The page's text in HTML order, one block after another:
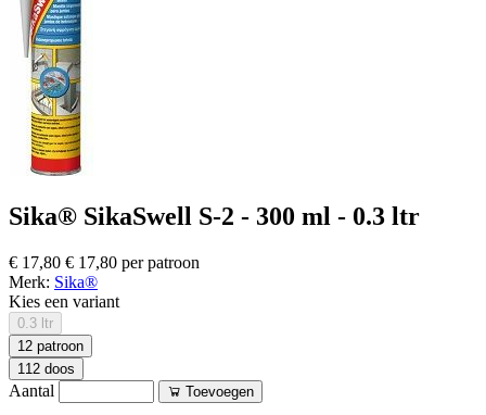
Sika® SikaSwell S-2 - 300 ml - 0.3 ltr
€ 17,80 € 17,80 per patroon
Merk: Sika®
Kies een variant
0.3 ltr
12 patroon
112 doos
Aantal Toevoegen